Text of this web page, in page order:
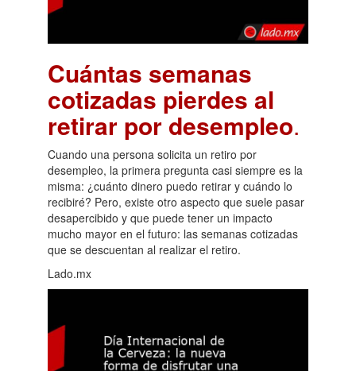
Cuántas semanas
cotizadas pierdes al
retirar por desempleo.
Cuando una persona solicita un retiro por
desempleo, la primera pregunta casi siempre es la
misma: ¿cuánto dinero puedo retirar y cuándo lo
recibiré? Pero, existe otro aspecto que suele pasar
desapercibido y que puede tener un impacto
mucho mayor en el futuro: las semanas cotizadas
que se descuentan al realizar el retiro.
Lado.mx